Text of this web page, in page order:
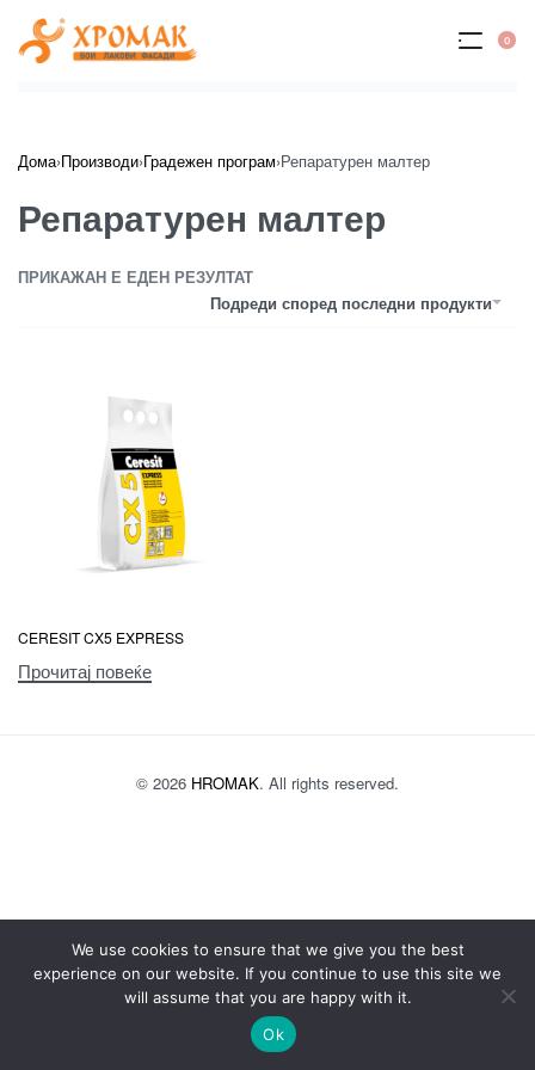
0
Дома›Производи›Градежен програм›Репаратурен малтер
Репаратурен малтер
ПРИКАЖАН Е ЕДЕН РЕЗУЛТАТ
Подреди според последни продукти
CERESIT CX5 EXPRESS
Прочитај повеќе
© 2026 HROMAK. All rights reserved.
We use cookies to ensure that we give you the best
experience on our website. If you continue to use this site we
will assume that you are happy with it.
Ok